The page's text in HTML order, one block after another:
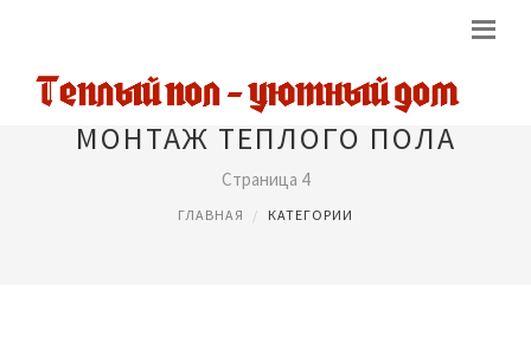
МОНТАЖ ТЕПЛОГО ПОЛА
Страница 4
ГЛАВНАЯ КАТЕГОРИИ